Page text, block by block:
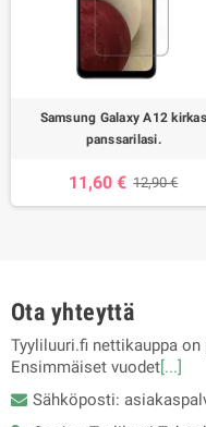
Samsung Galaxy A12 kirkas
panssarilasi.
11,60 € 12,90 €
Ota yhteyttä
Tyyliluuri.fi nettikauppa
Ensimmäiset vuodet[...]
Sähköposti: